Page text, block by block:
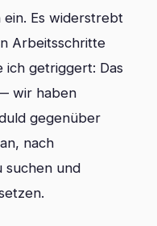
Es widerstrebt
Arbeitsschritte
getriggert: Das
wir haben
gegenüber
nach
suchen und